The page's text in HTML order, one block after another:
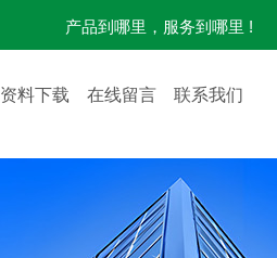
产品到哪里，服务到哪里 !
资料下载 在线留言 联系我们